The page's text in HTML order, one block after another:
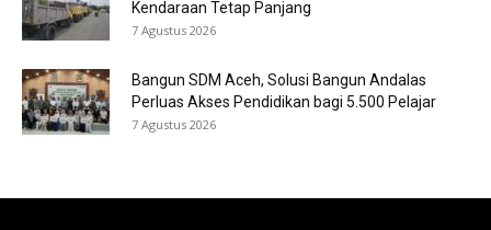
Kendaraan Tetap Panjang
7 Agustus 2026
Bangun SDM Aceh, Solusi Bangun Andalas
Perluas Akses Pendidikan bagi 5.500 Pelajar
7 Agustus 2026